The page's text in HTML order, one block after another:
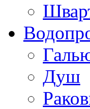
Душ